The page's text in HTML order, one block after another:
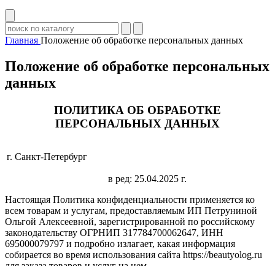
Главная Положение об обработке персональных данных
Положение об обработке персональных
данных
ПОЛИТИКА ОБ ОБРАБОТКЕ
ПЕРСОНАЛЬНЫХ ДАННЫХ
г. Санкт-Петербург
в ред: 25.04.2025 г.
Настоящая Политика конфиденциальности применяется ко
всем товарам и услугам, предоставляемым ИП Петруниной
Ольгой Алексеевной, зарегистрированной по российскому
законодательству ОГРНИП 317784700062647, ИНН
695000079797 и подробно излагает, какая информация
собирается во время использования сайта https://beautyolog.ru